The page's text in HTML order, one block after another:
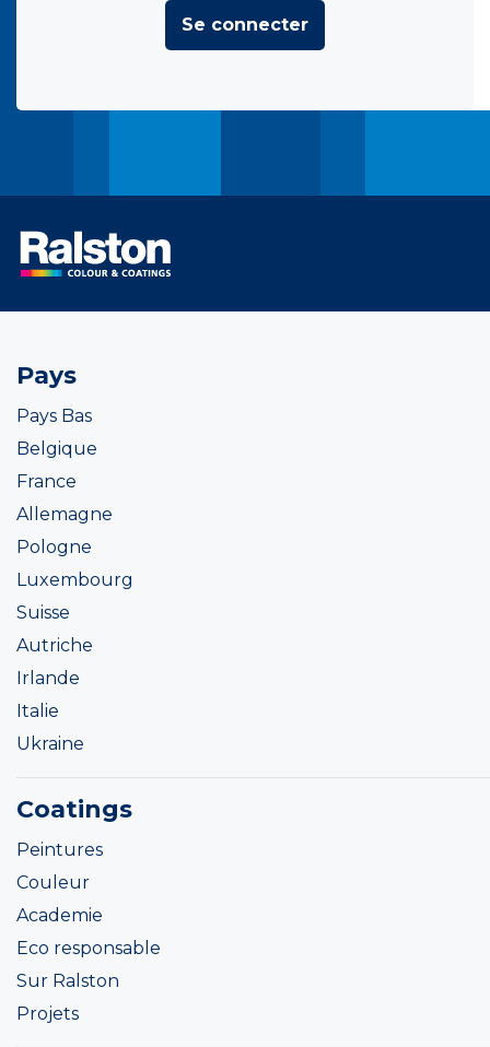
Se connecter
Pays
Pays Bas
Belgique
France
Allemagne
Pologne
Luxembourg
Suisse
Autriche
Irlande
Italie
Ukraine
Coatings
Peintures
Couleur
Academie
Eco responsable
Sur Ralston
Projets